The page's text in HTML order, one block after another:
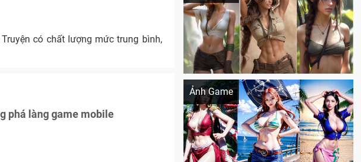
có chất lượng mức trung bình,
phá làng game mobile
Ảnh Game
Khi AI Cosplay gái đẹp One Piece